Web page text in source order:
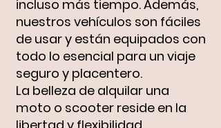
incluso más tiempo. Además,
nuestros vehículos son fáciles
de usar y están equipados con
todo lo esencial para un viaje
seguro y placentero.
La belleza de alquilar una
moto o scooter reside en la